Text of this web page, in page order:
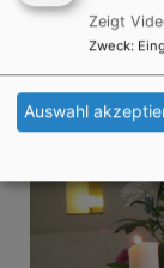
Taizé-
Zeigt
Zweck:
Auswahl